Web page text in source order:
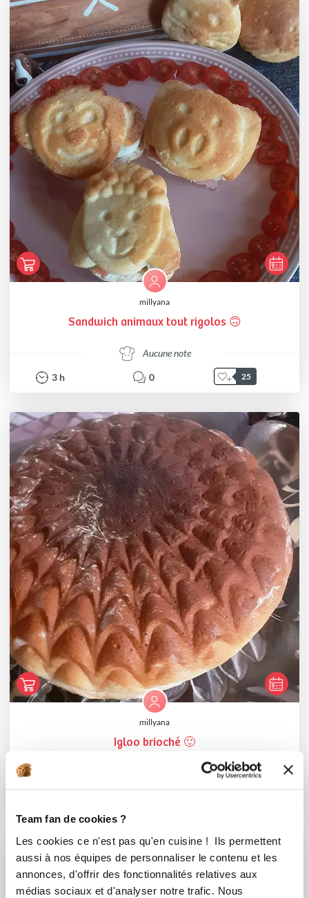
Team fan de cookies ?
Les cookies ce n'est pas qu'en cuisine ! Ils permettent
aussi à nos équipes de personnaliser le contenu et les
annonces, d'offrir des fonctionnalités relatives aux
médias sociaux et d'analyser notre trafic. Nous
millyana
Sandwich animaux tout rigolos 🙃
Aucune note
3 h 0 25
millyana
Igloo brioché 🙂